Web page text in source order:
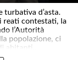
turbativa d’asta.
reati contestati, la
l’Autorità
popolazione, ci
abitanti..